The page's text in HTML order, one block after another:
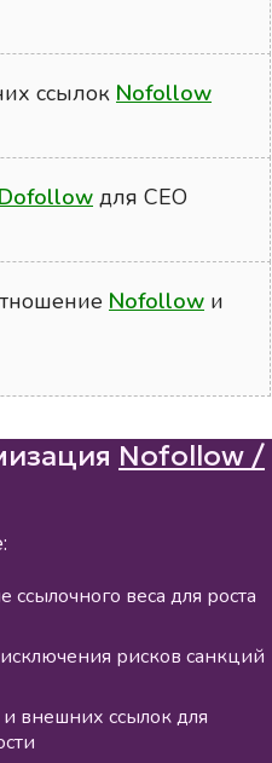
ссылок Nofollow
Dofollow для СЕО
Nofollow и
Nofollow /
веса для роста
исключения рисков санкций
внешних ссылок для